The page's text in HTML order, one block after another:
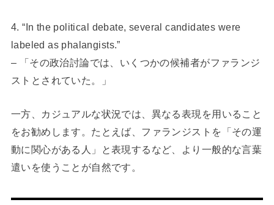
4. “In the political debate, several candidates were
labeled as phalangists.”
– 「その政治討論では、いくつかの候補者がファランジ
ストとされていた。」
一方、カジュアルな状況では、異なる表現を用いること
をお勧めします。たとえば、ファランジストを「その運
動に関心がある人」と表現するなど、より一般的な言葉
遣いを使うことが自然です。